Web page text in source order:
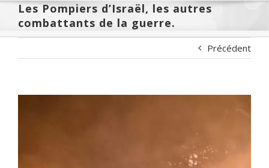
Les Pompiers d’Israël, les autres
combattants de la guerre.
Précédent